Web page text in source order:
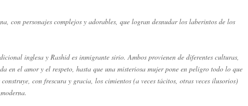
con personajes complejos y adorables, que logran desnudar los laberintos de los
inglesa y Rashid es inmigrante sirio. Ambos provienen de diferentes culturas,
en el amor y el respeto, hasta que una misteriosa mujer pone en peligro todo lo que
con frescura y gracia, los cimientos (a veces tácitos, otras veces ilusorios)